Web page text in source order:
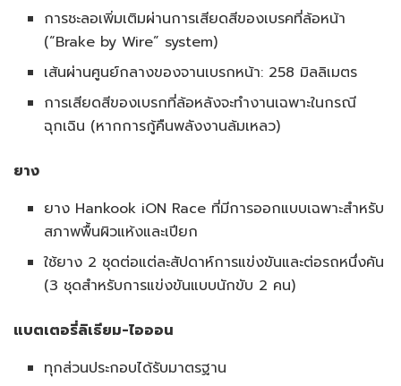
การชะลอเพิ่มเติมผ่านการเสียดสีของเบรคที่ล้อหน้า
(“Brake by Wire” system)
เส้นผ่านศูนย์กลางของจานเบรกหน้า: 258 มิลลิเมตร
การเสียดสีของเบรกที่ล้อหลังจะทำงานเฉพาะในกรณี
ฉุกเฉิน (หากการกู้คืนพลังงานล้มเหลว)
ยาง
ยาง Hankook iON Race ที่มีการออกแบบเฉพาะสำหรับ
สภาพพื้นผิวแห้งและเปียก
ใช้ยาง 2 ชุดต่อแต่ละสัปดาห์การแข่งขันและต่อรถหนึ่งคัน
(3 ชุดสำหรับการแข่งขันแบบนักขับ 2 คน)
แบตเตอรี่ลิเธียม-ไอออน
ทุกส่วนประกอบได้รับมาตรฐาน